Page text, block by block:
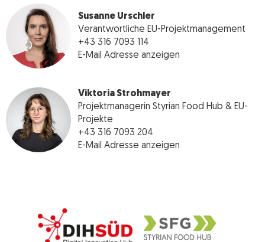
Susanne Urschler
Verantwortliche EU-Projektmanagement
+43 316 7093 114
E-Mail Adresse anzeigen
Viktoria Strohmayer
Projektmanagerin Styrian Food Hub & EU-
Projekte
+43 316 7093 204
E-Mail Adresse anzeigen